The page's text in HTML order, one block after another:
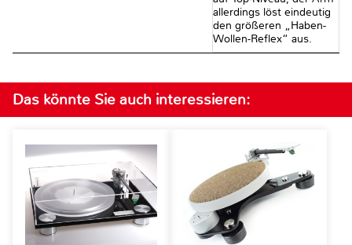
allerdings löst eindeutig
den größeren „Haben-
Wollen-Reflex“ aus.
Das könnte Sie auch interessieren: